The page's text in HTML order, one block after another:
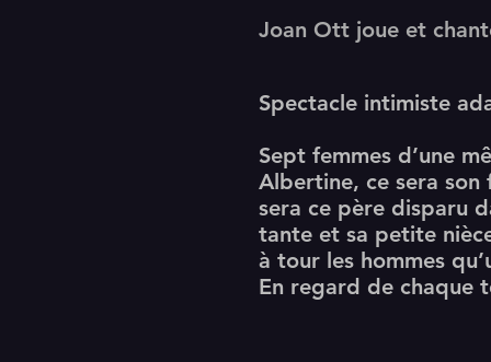
Joan Ott joue et
Spectacle intimiste
Sept femmes d’une
Albertine, ce sera son
sera ce père disparu
tante et sa petite
à tour les hommes
En regard de chaque